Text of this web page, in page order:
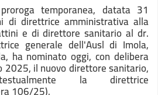
temporanea, datata 31
di direttrice amministrativa alla
e di direttore sanitario al dr.
generale dell'Ausl di Imola,
ha nominato oggi, con delibera
il nuovo direttore sanitario,
la direttrice